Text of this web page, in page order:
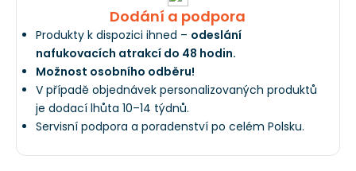
Dodání a podpora
Produkty k dispozici ihned – odeslání
nafukovacích atrakcí do 48 hodin.
Možnost osobního odběru!
V případě objednávek personalizovaných produktů
je dodací lhůta 10–14 týdnů.
Servisní podpora a poradenství po celém Polsku.